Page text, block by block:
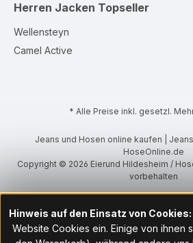
Herren Jacken Topseller
Wellensteyn
Camel Active
* Alle Preise inkl. gesetzl.
Jeans und Hosen online kaufen |
HoseOnline.de
Copyright © 2026 Eierund Hildesheim /
vorbehalten
Hinweis auf den Einsatz von Cookies:
Website Cookies ein. Einige von ihnen